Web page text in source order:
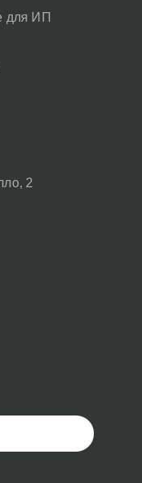
для ИП
2